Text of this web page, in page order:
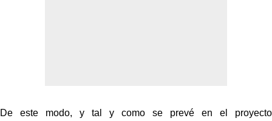
De este modo, y tal y como se prevé en el proyecto